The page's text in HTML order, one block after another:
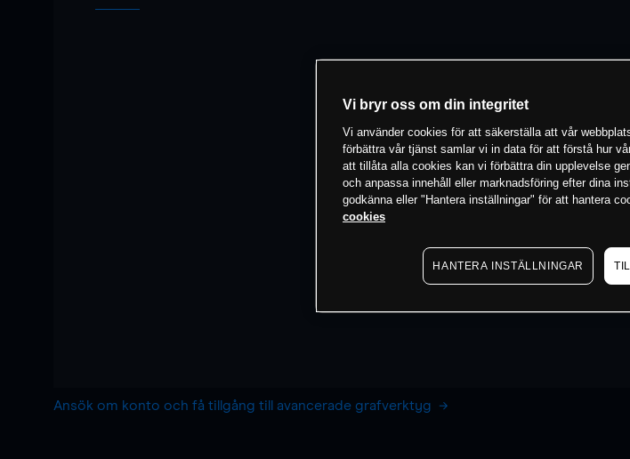
Ansök om konto och få tillgång till avancerade grafverktyg
Vi bryr oss om din integritet
Vi använder cookies för att säkerställa att vår
förbättra vår tjänst samlar vi in data för att förstå hur
att tillåta alla cookies kan vi förbättra din upplevelse
och anpassa innehåll eller marknadsföring efter dina
godkänna eller "Hantera inställningar" för att hantera
cookies
HANTERA INSTÄLLNINGAR